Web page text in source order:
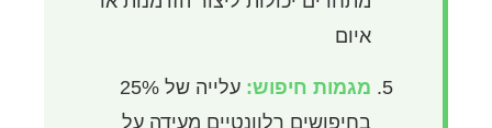
איום
מגמות חיפוש:
עלייה של 25%
בחיפושים רלוונטיים מעידה על